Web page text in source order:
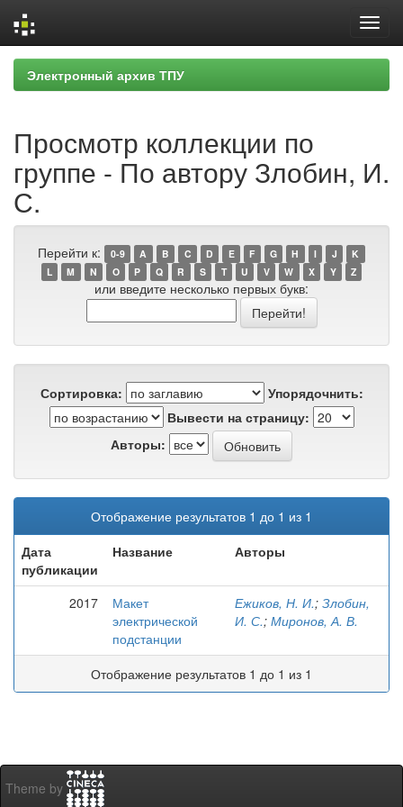
Skip
navigation
Электронный архив ТПУ
Просмотр коллекции по
группе - По автору Злобин, И.
С.
Перейти к: 0-9 A B C D E F G H I J
K
L
M N O P Q R S T U V W X Y Z
или введите несколько первых букв:
Сортировка:
Упорядочнить:
Вывести на страницу:
Авторы:
Отображение результатов 1 до 1 из 1
Дата
публикации
Название Авторы
2017
Макет
электрической
подстанции
Ежиков, Н. И.; Злобин,
И. С.; Миронов, А. В.
Отображение результатов 1 до 1 из 1
Theme by